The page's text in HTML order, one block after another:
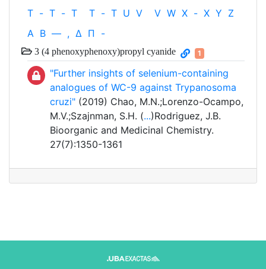
T - T - T T - T U V V W X - X Y Z
Α Β — , Δ Π -
3 (4 phenoxyphenoxy)propyl cyanide 1
"Further insights of selenium-containing
analogues of WC-9 against Trypanosoma
cruzi" (2019) Chao, M.N.;Lorenzo-Ocampo,
M.V.;Szajnman, S.H. (...)Rodriguez, J.B.
Bioorganic and Medicinal Chemistry.
27(7):1350-1361